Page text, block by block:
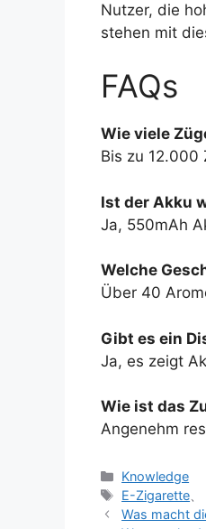
Nutzer, die
stehen mit
FAQs
Wie viele
Bis zu 12.000
Ist der Akku
Ja, 550mAh
Welche
Über 40
Gibt es ein
Ja, es zeigt
Wie ist das
Angenehm
Knowledge
E-Zigarette
Was macht